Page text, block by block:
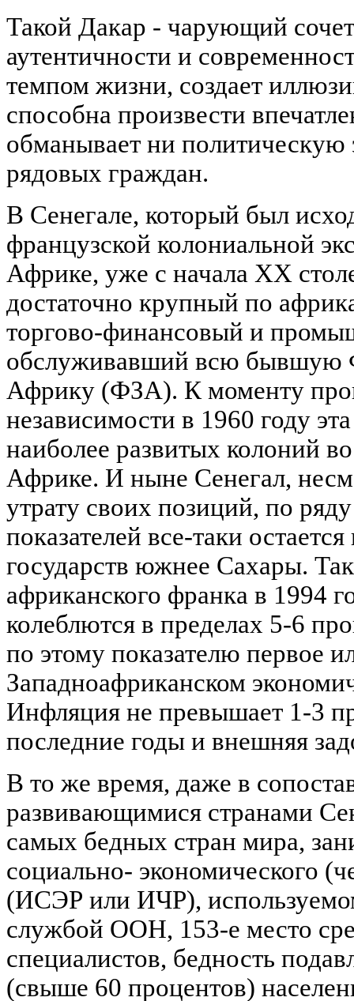
Такой Дакар - чарующий
аутентичности и
темпом жизни, создает
способна произвести
обманывает ни политическую
рядовых граждан.
В Сенегале, который был
французской колониальной
Африке, уже с начала XX
достаточно крупный по
торгово-финансовый и
обслуживавший всю бывшую
Африку (ФЗА). К моменту
независимости в 1960 году
наиболее развитых колоний
Африке. И ныне Сенегал,
утрату своих позиций, по
показателей все-таки
государств южнее Сахары.
африканского франка в 1994
колеблются в пределах 5-6
по этому показателю первое
Западноафриканском
Инфляция не превышает 1-3
последние годы и внешняя
В то же время, даже в
развивающимися странами
самых бедных стран мира,
социально- экономического
(ИСЭР или ИЧР),
службой ООН, 153-е место
специалистов, бедность
(свыше 60 процентов)